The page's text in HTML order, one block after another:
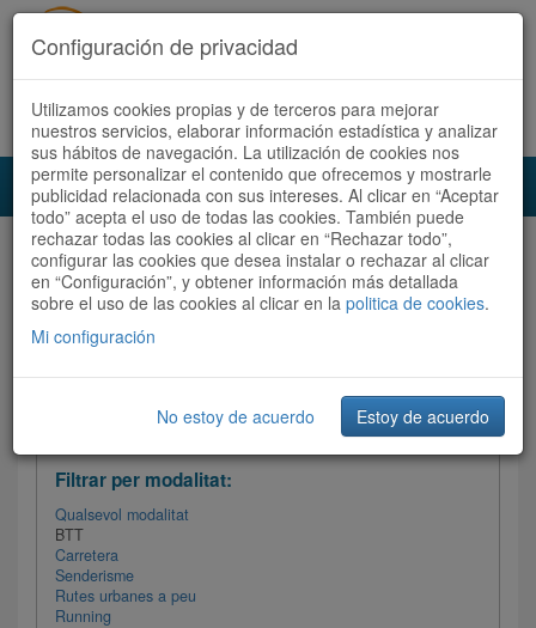
Accedeix Registra't ara Español Català
Audioruta Totes les rutes
Totes les rutes Ordenar per:Més recents/ Dificultat
Filtrar les rutes
Filtrar per modalitat:
Qualsevol modalitat
BTT
Carretera
Senderisme
Rutes urbanes a peu
Running
Configuración de privacidad
Utilizamos cookies propias y de terceros para mejorar
nuestros servicios, elaborar información estadística y analizar
sus hábitos de navegación. La utilización de cookies nos
permite personalizar el contenido que ofrecemos y mostrarle
publicidad relacionada con sus intereses. Al clicar en “Aceptar
todo” acepta el uso de todas las cookies. También puede
rechazar todas las cookies al clicar en “Rechazar todo”,
configurar las cookies que desea instalar o rechazar al clicar
en “Configuración”, y obtener información más detallada
sobre el uso de las cookies al clicar en la politica de cookies.
Mi configuración
No estoy de acuerdo Estoy de acuerdo